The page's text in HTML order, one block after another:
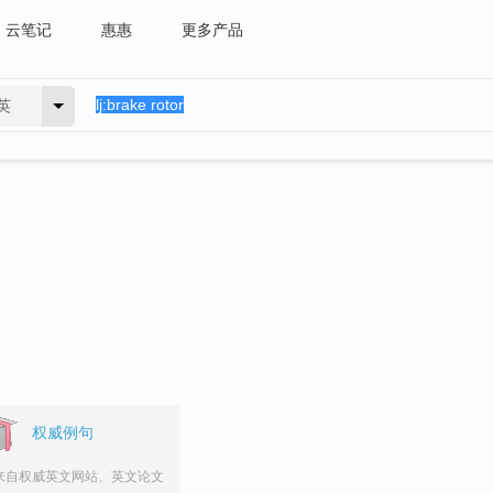
云笔记 惠惠 更多产品
权威例句
自权威英文网站、英文论文